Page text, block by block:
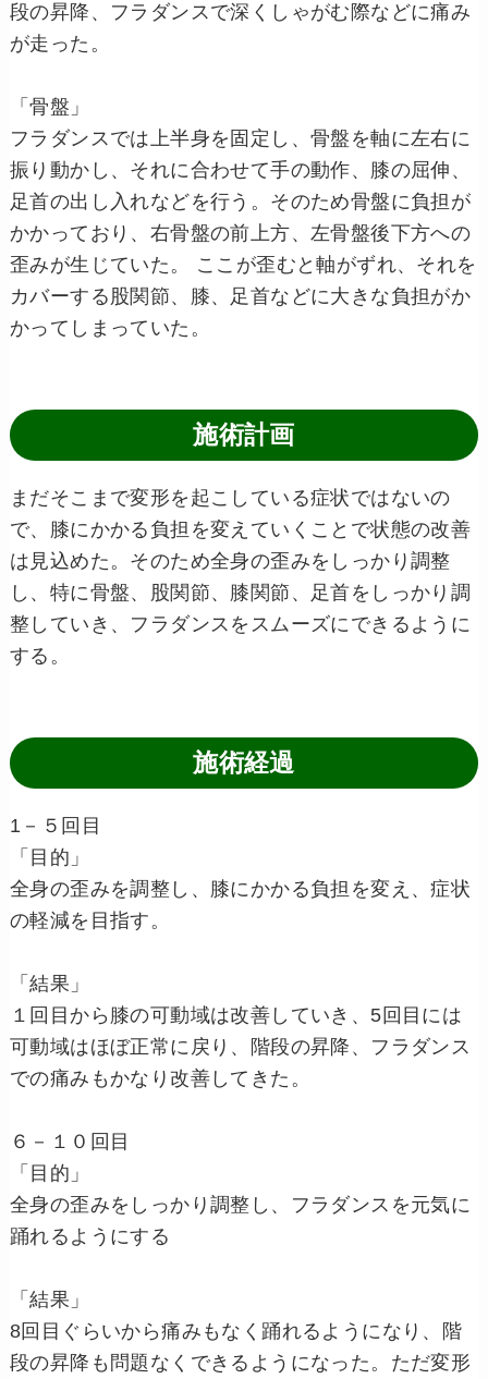
段の昇降、フラダンスで深くしゃがむ際などに痛み
が走った。
「骨盤」
フラダンスでは上半身を固定し、骨盤を軸に左右に
振り動かし、それに合わせて手の動作、膝の屈伸、
足首の出し入れなどを行う。そのため骨盤に負担が
かかっており、右骨盤の前上方、左骨盤後下方への
歪みが生じていた。 ここが歪むと軸がずれ、それを
カバーする股関節、膝、足首などに大きな負担がか
かってしまっていた。
施術計画
まだそこまで変形を起こしている症状ではないの
で、膝にかかる負担を変えていくことで状態の改善
は見込めた。そのため全身の歪みをしっかり調整
し、特に骨盤、股関節、膝関節、足首をしっかり調
整していき、フラダンスをスムーズにできるように
する。
施術経過
1－５回目
「目的」
全身の歪みを調整し、膝にかかる負担を変え、症状
の軽減を目指す。
「結果」
１回目から膝の可動域は改善していき、5回目には
可動域はほぼ正常に戻り、階段の昇降、フラダンス
での痛みもかなり改善してきた。
６－１０回目
「目的」
全身の歪みをしっかり調整し、フラダンスを元気に
踊れるようにする
「結果」
8回目ぐらいから痛みもなく踊れるようになり、階
段の昇降も問題なくできるようになった。ただ変形